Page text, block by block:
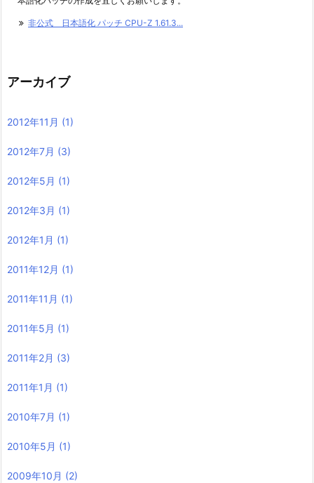
非公式 日本語化 パッチ CPU-Z 1.61.3...
アーカイブ
2012年11月 (1)
2012年7月 (3)
2012年5月 (1)
2012年3月 (1)
2012年1月 (1)
2011年12月 (1)
2011年11月 (1)
2011年5月 (1)
2011年2月 (3)
2011年1月 (1)
2010年7月 (1)
2010年5月 (1)
2009年10月 (2)